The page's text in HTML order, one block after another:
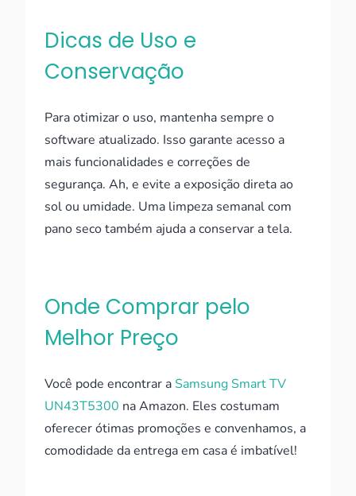
Dicas de Uso e
Conservação
Para otimizar o uso, mantenha sempre o
software atualizado. Isso garante acesso a
mais funcionalidades e correções de
segurança. Ah, e evite a exposição direta ao
sol ou umidade. Uma limpeza semanal com
pano seco também ajuda a conservar a tela.
Onde Comprar pelo
Melhor Preço
Você pode encontrar aSamsung Smart TV
UN43T5300 na Amazon. Eles costumam
oferecer ótimas promoções e convenhamos, a
comodidade da entrega em casa é imbatível!